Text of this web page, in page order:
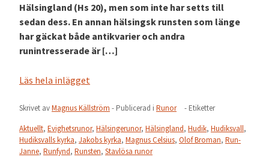
Hälsingland (Hs 20), men som inte har setts till
sedan dess. En annan hälsingsk runsten som länge
har gäckat både antikvarier och andra
runintresserade är […]
Läs hela inlägget
Skrivet avMagnus Källström - Publicerad i Runor
- Etiketter
Aktuellt, Evighetsrunor, Hälsingerunor, Hälsingland, Hudik, Hudiksvall,
Hudiksvalls kyrka, Jakobs kyrka, Magnus Celsius, Olof Broman, Run-
Janne, Runfynd, Runsten, Stavlösa runor